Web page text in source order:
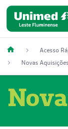
Acesso
Novas Aquisições